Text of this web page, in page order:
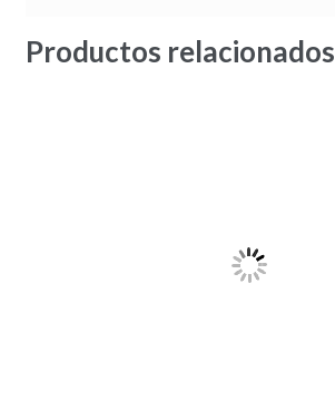
Productos relacionados